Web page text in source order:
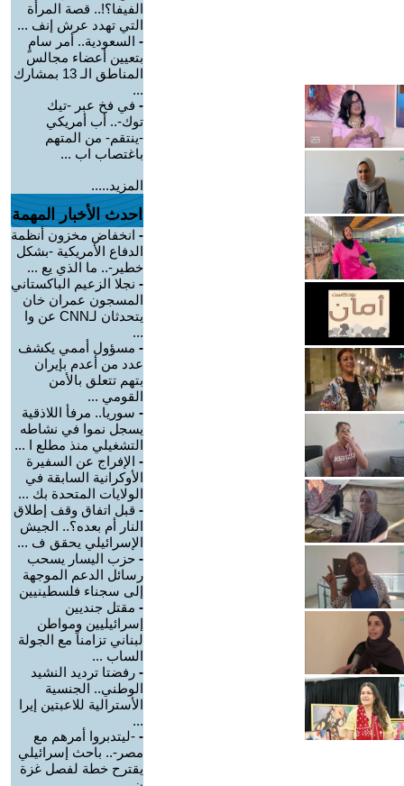
الفيفا؟!.. قصة المرأة
التي تهدد عرش إنف ...
- السعودية.. أمر سامٍ
بتعيين أعضاء مجالس
المناطق الـ 13 بمشارك
...
- في فخ عبر -تيك
توك-.. أب أمريكي
-ينتقم- من المتهم
باغتصاب اب ...
المزيد.....
احدث الأخبار المهمة
- انخفاض مخزون أنظمة
الدفاع الأمريكية -بشكل
خطير-.. ما الذي يع ...
- نجلا الزعيم الباكستاني
المسجون عمران خان
يتحدثان لـCNN عن وا
...
- مسؤول أممي يكشف
عدد من أعدم بإيران
بتهم تتعلق بالأمن
القومي ...
- سوريا.. مرفأ اللاذقية
يسجل نموا في نشاطه
التشغيلي منذ مطلع ا ...
- الإفراج عن السفيرة
الأوكرانية السابقة في
الولايات المتحدة بك ...
- قبل اتفاق وقف إطلاق
النار أم بعده؟.. الجيش
الإسرائيلي يحقق ف ...
- حزب اليسار يسحب
رسائل الدعم الموجهة
إلى سجناء فلسطينيين
- مقتل جنديين
إسرائيليين ومواطن
لبناني تزامناً مع الجولة
الساب ...
- رفضتا ترديد النشيد
الوطني.. الجنسية
الأسترالية للاعبتين إيرا
...
- -ليتدبروا أمرهم مع
مصر-.. باحث إسرائيلي
يقترح خطة لفصل غزة